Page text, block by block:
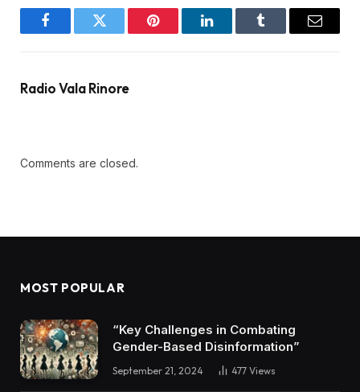
FacebookTwitter Pinterest LinkedInTumblr Email
Radio Vala Rinore
Comments are closed.
MOST POPULAR
“Key Challenges in Combating
Gender-Based Disinformation”
September 21, 2024 477 Views